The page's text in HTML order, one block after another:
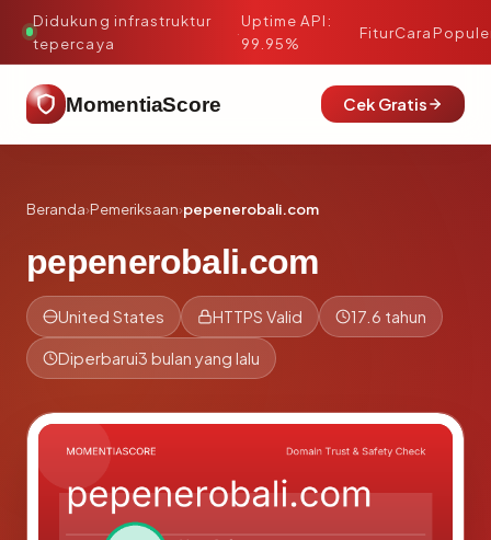
Didukung infrastruktur
tepercaya
·
Uptime API:
99.95%
FiturCara
MomentiaScore Cek Gratis
Beranda›Pemeriksaan›pepenerobali.com
pepenerobali.com
United States HTTPS Valid 17.6 tahun
Diperbarui3 bulan yang lalu